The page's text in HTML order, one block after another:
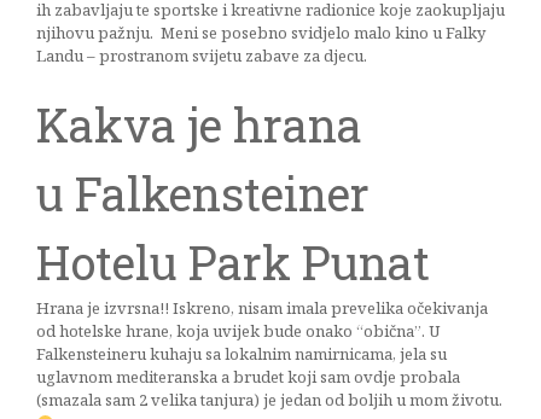
ih zabavljaju te sportske i kreativne radionice koje zaokupljaju
njihovu pažnju. Meni se posebno svidjelo malo kino u Falky
Landu – prostranom svijetu zabave za djecu.
Kakva je hrana
u Falkensteiner
Hotelu Park Punat
Hrana je izvrsna!! Iskreno, nisam imala prevelika očekivanja
od hotelske hrane, koja uvijek bude onako “obična”. U
Falkensteineru kuhaju sa lokalnim namirnicama, jela su
uglavnom mediteranska a brudet koji sam ovdje probala
(smazala sam 2 velika tanjura) je jedan od boljih u mom životu.